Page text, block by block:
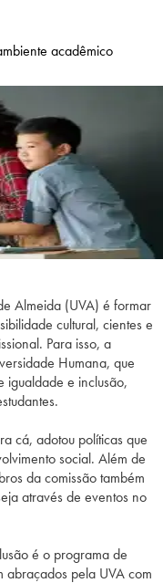
INFORMAÇÕES
LOGIN
acadêmico
Almeida (UVA) é formar
cultural, cientes e
Para isso, a
Humana, que
igualdade e inclusão,
cá, adotou políticas que
social. Além de
da comissão também
através de eventos no
é o programa de
abraçados pela UVA com